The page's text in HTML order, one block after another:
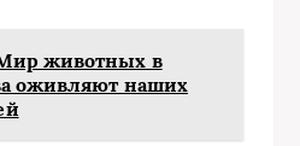
животных в
оживляют наших